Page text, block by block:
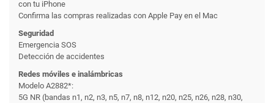
con tu iPhone
Confirma las compras realizadas con Apple Pay en el Mac
Seguridad
Emergencia SOS
Detección de accidentes
Redes móviles e inalámbricas
Modelo A2882*:
5G NR (bandas n1, n2, n3, n5, n7, n8, n12, n20, n25, n26, n28, n30,